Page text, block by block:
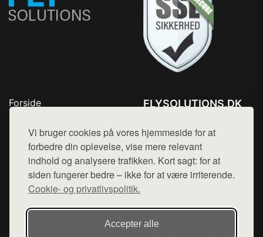
Vi bruger cookies på vores hjemmeside for at
forbedre din oplevelse, vise mere relevant
indhold og analysere trafikken. Kort sagt: for at
siden fungerer bedre – ikke for at være irriterende.
Cookie- og privatlivspolitik.
Accepter alle
Forside
Top Rabatter
Blog
Kontakt
FLYSOLUTIONS.DK
Mail: hej@want.dk
Cookie- og privatlivspolitik
Denne side er en del af want.dk, der udgiver en række